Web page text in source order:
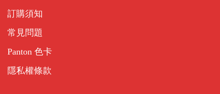
訂購須知
常見問題
Panton 色卡
隱私權條款